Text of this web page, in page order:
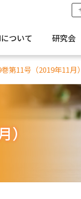
ついて 研究会
第11号（2019年11月）